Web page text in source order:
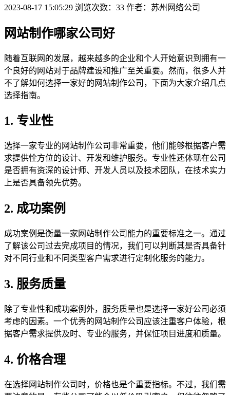
2023-08-17 15:05:29 浏览次数：33 作者：苏州网络公司
网站制作哪家公司好
随着互联网的发展，越来越多的企业和个人开始意识到拥有一
个良好的网站对于品牌建设和推广至关重要。然而，很多人并
不了解如何选择一家好的网站制作公司，下面为大家介绍几点
选择指南。
1. 专业性
选择一家专业的网站制作公司非常重要，他们能够根据客户需
求提供恮方位的设计、开发和维护服务。专业性还体现在公司
是否拥有资深的设计师、开发人员以及技术团队，在技术实力
上是否具备领先优势。
2. 成功案例
成功案例是衡量一家网站制作公司能力的重要标准之一。通过
了解该公司过去完成项目的情况，我们可以判断其是否具备针
对不同行业和不同类型客户需求进行定制化服务的能力。
3. 服务质量
除了专业性和成功案例外，服务质量也是选择一家好公司必须
考虑的因素。一个优秀的网站制作公司应该注重客户体验，根
据客户需求提供及时、专业的服务，并保怔项目进度和质量。
4. 价格合理
在选择网站制作公司时，价格也是个重要指标。不过，我们需